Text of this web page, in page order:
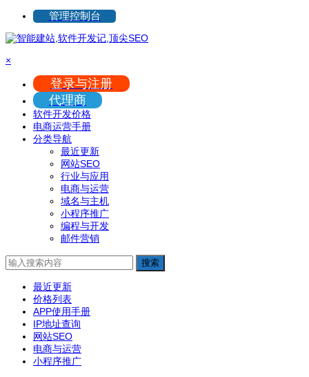
管理控制台
×
登录与注册
代理商
软件开发价格
电商运营手册
分类导航
最近更新
网站SEO
行业与应用
电商与运营
域名与主机
小程序推广
编程与开发
邮件营销
搜索
最近更新
价格列表
APP使用手册
IP地址查询
网站SEO
电商与运营
小程序推广